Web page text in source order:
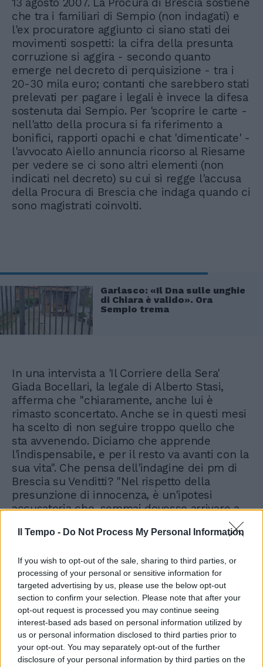
Il Tempo - Do Not Process My Personal Information
If you wish to opt-out of the sale, sharing to third parties, or
processing of your personal or sensitive information for
targeted advertising by us, please use the below opt-out
section to confirm your selection. Please note that after your
opt-out request is processed you may continue seeing
interest-based ads based on personal information utilized by
us or personal information disclosed to third parties prior to
your opt-out. You may separately opt-out of the further
disclosure of your personal information by third parties on the
13 agosto 2007. La Procura di Brescia sostiene
che tra i familiari di Sempio (non indagati) e
l'ex procuratore aggiunto ci siano stati dei
movimenti sospetti: la cifra della presunta
corruzione si aggira - secondo quanto
emerge nel decreto di perquisizione - tra i
20-30 mila euro; contanti che sarebbero stati
prelevati per pagare i legali è invece la difesa
sostenuta dai Sempio. Per 'scoprire le carte -
nell'atto della procura si fa riferimento a
bonifici, rapporti opachi e chat 'dimenticate' -
l'avvocato Aiello annuncia ricorso al Riesame
per vedere se ci sono altri elementi (non
indicati nel decreto) su cui si regge l'accusa
della Procura di Brescia che indaga quando ci
sono magistrati coinvolti.
Garlasco: «Il Dna sulle unghie
di Chiara è valido». Ora
Sempio trema
In una intervista a 'Il Corriere della Sera'
Giada Bocellari, la legale di Alberto Stasi,
afferma che "chiaramente, anche lui è
rimasto sconcertato. Anche se in questi mesi
ha scelto di non seguire troppo quello che
sta avvenendo. Diciamo che apprende
l'indispensabile, e per il resto va avanti con la
sua vita". Che pensa dell'indagine dei pm di
Brescia su Venditti? "Nel rispetto della
presunzione di innocenza, è un'ipotesi
accusatoria che, semmai dovesse arrivare a
qualcosa di più certo, ovviamente sarebbe
gravissima. Per come è formulato adesso
accuse che possa essere mossa a un
magistrato. Credo, quindi, abbia lasciato tutti
abbastanza sconcertati. Ma lasciamo lavorare
la Procura di Brescia", aggiunge l'avvocata.